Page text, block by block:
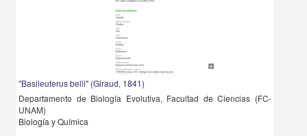
"Basileuterus belli" (Giraud, 1841)
Departamento de Biología Evolutiva, Facultad de Ciencias (FC-
UNAM)
Biología y Química